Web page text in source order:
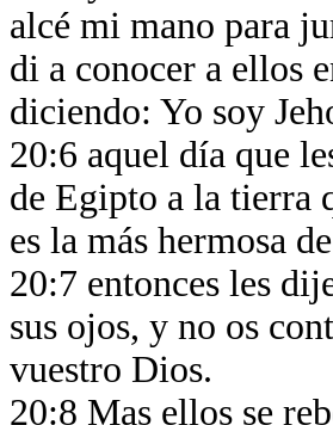
alcé mi mano para
di a conocer a ellos
diciendo: Yo soy
20:6 aquel día que
de Egipto a la tierra
es la más hermosa
20:7 entonces les
sus ojos, y no os
vuestro Dios.
20:8 Mas ellos se